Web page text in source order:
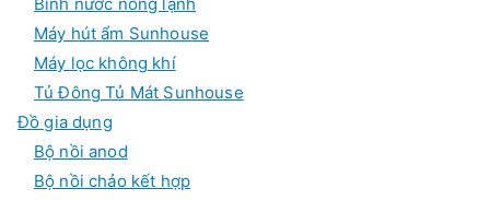
Máy hút ẩm Sunhouse
Máy lọc không khí
Tủ Đông Tủ Mát Sunhouse
Đồ gia dụng
Bộ nồi anod
Bộ nồi chảo kết hợp